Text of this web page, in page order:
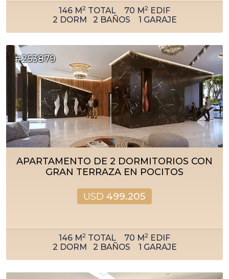
146 M2 TOTAL 70 M2 EDIF
2 DORM 2 BAÑOS 1 GARAJE
#253879
APARTAMENTO DE 2 DORMITORIOS CON
GRAN TERRAZA EN POCITOS
USD 499.205
146 M2 TOTAL 70 M2 EDIF
2 DORM 2 BAÑOS 1 GARAJE